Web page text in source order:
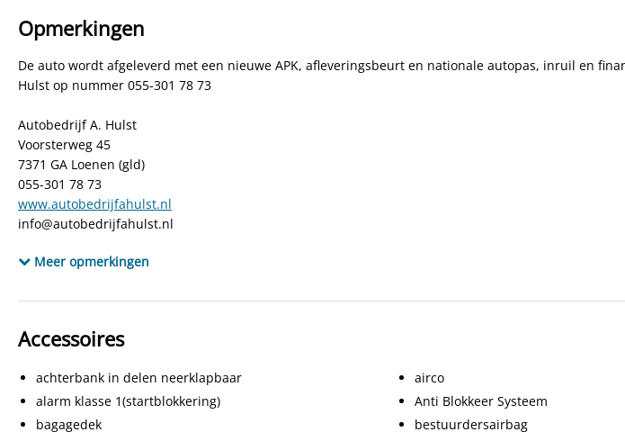
CO₂-emissie
BTW verrekenbaar
Kleur interieur
Creme Bekleding
Stof
Opmerkingen
De auto wordt afgeleverd met een nieuwe APK, afleveringsbeurt en nationale autopas, inruil en
Hulst op nummer 055-301 78 73
Autobedrijf A. Hulst
Voorsterweg 45
7371 GA Loenen (gld)
055-301 78 73
www.autobedrijfahulst.nl
info@autobedrijfahulst.nl
Meer opmerkingen
Accessoires
achterbank in delen neerklapbaar airco
alarm klasse 1(startblokkering)
Anti Blokkeer Systeem
bagagedek
bestuurdersairbag